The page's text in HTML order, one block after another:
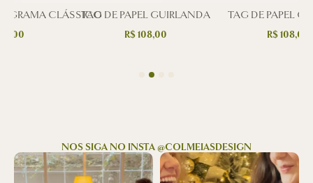
CLÁSSICOTAG DE PAPEL GUIRLANDA
R$108,00
TAG DE PAPEL
R$108,00
NOS SIGA NO INSTA @COLMEIASDESIGN